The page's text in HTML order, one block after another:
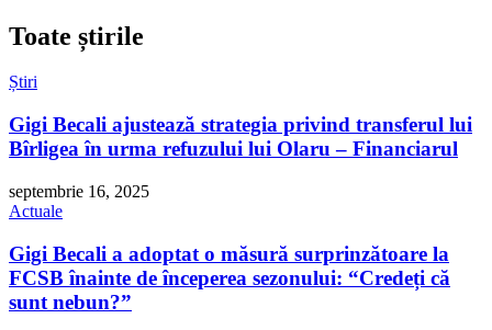
Toate știrile
Știri
Gigi Becali ajustează strategia privind transferul lui
Bîrligea în urma refuzului lui Olaru – Financiarul
septembrie 16, 2025
Actuale
Gigi Becali a adoptat o măsură surprinzătoare la
FCSB înainte de începerea sezonului: “Credeți că
sunt nebun?”